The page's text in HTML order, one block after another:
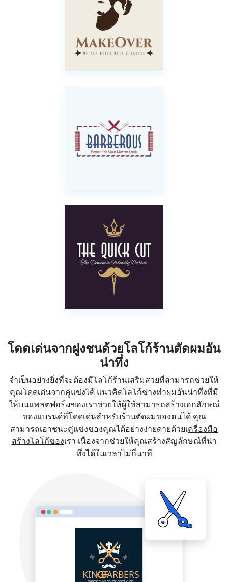
โดดเด่นจากฝูงชนด้วยโลโก้ร้านตัดผมอัน
น่าทึ่ง
จำเป็นอย่างยิ่งที่จะต้องมีโลโก้ร้านเสริมสวยที่สามารถช่วยให้
คุณโดดเด่นจากคู่แข่งได้ แนวคิดโลโก้ช่างทำผมอันน่าทึ่งที่มี
ให้บนแพลตฟอร์มของเราช่วยให้ผู้ใช้สามารถสร้างเอกลักษณ์
ของแบรนด์ที่โดดเด่นสำหรับร้านตัดผมของตนได้ คุณ
สามารถเอาชนะคู่แข่งของคุณได้อย่างง่ายดายด้วยเครื่องมือ
สร้างโลโก้ของเรา เนื่องจากช่วยให้คุณสร้างสัญลักษณ์ที่น่า
ทึ่งได้ในเวลาไม่กี่นาที